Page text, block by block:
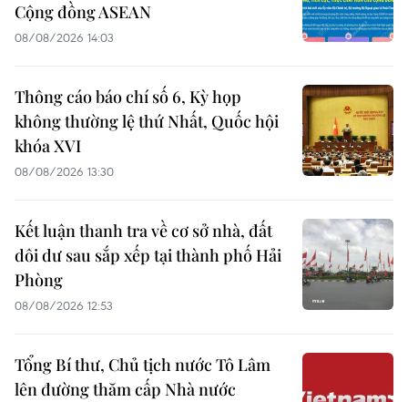
Cộng đồng ASEAN
08/08/2026 14:03
Thông cáo báo chí số 6, Kỳ họp
không thường lệ thứ Nhất, Quốc hội
khóa XVI
08/08/2026 13:30
Kết luận thanh tra về cơ sở nhà, đất
dôi dư sau sắp xếp tại thành phố Hải
Phòng
08/08/2026 12:53
Tổng Bí thư, Chủ tịch nước Tô Lâm
lên đường thăm cấp Nhà nước